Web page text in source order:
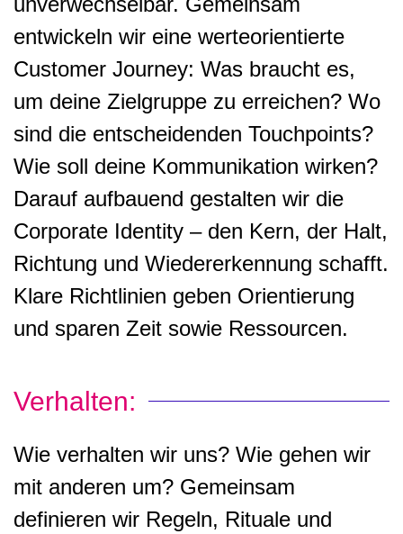
entwickeln wir eine werteorientierte
Customer Journey: Was braucht es,
um deine Zielgruppe zu erreichen? Wo
sind die entscheidenden Touchpoints?
Wie soll deine Kommunikation wirken?
Darauf aufbauend gestalten wir die
Corporate Identity – den Kern, der Halt,
Richtung und Wiedererkennung schafft.
Klare Richtlinien geben Orientierung
und sparen Zeit sowie Ressourcen.
Verhalten:
Wie verhalten wir uns? Wie gehen wir
mit anderen um? Gemeinsam
definieren wir Regeln, Rituale und